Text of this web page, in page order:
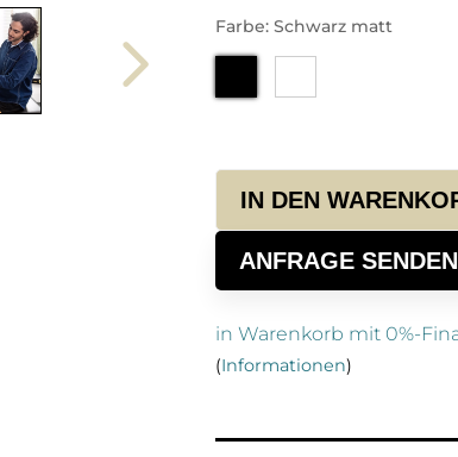
Farbe: Schwarz matt
IN DEN
ANFRAGE SENDEN
in Warenkorb mit 0%-
(Informationen)